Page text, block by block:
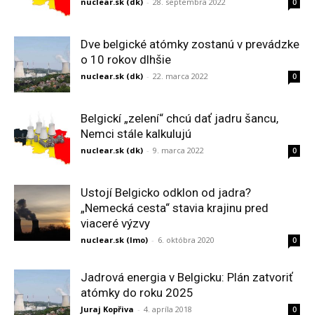
0
Dve belgické atómky zostanú v prevádzke
o 10 rokov dlhšie
nuclear.sk (dk) - 22. marca 2022 0
Belgickí „zelení“ chcú dať jadru šancu,
Nemci stále kalkulujú
nuclear.sk (dk) - 9. marca 2022 0
Ustojí Belgicko odklon od jadra?
„Nemecká cesta“ stavia krajinu pred
viaceré výzvy
nuclear.sk (lmo) - 6. októbra 2020 0
Jadrová energia v Belgicku: Plán zatvoriť
atómky do roku 2025
Juraj Kopřiva - 4. apríla 2018 0